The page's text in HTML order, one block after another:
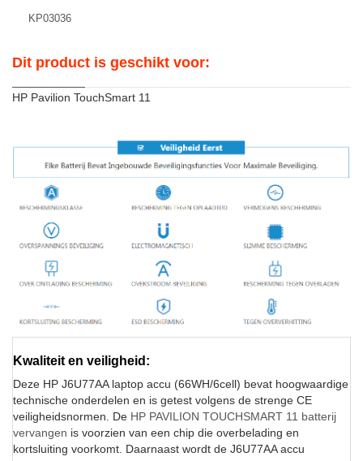
KP03036
Dit product is geschikt voor:
HP Pavilion TouchSmart 11
Kwaliteit en veiligheid:
Deze HP J6U77AA laptop accu (66WH/6cell) bevat hoogwaardige
technische onderdelen en is getest volgens de strenge CE
veiligheidsnormen. De HP PAVILION TOUCHSMART 11 batterij
vervangen is voorzien van een chip die overbelading en
kortsluiting voorkomt. Daarnaast wordt de J6U77AA accu